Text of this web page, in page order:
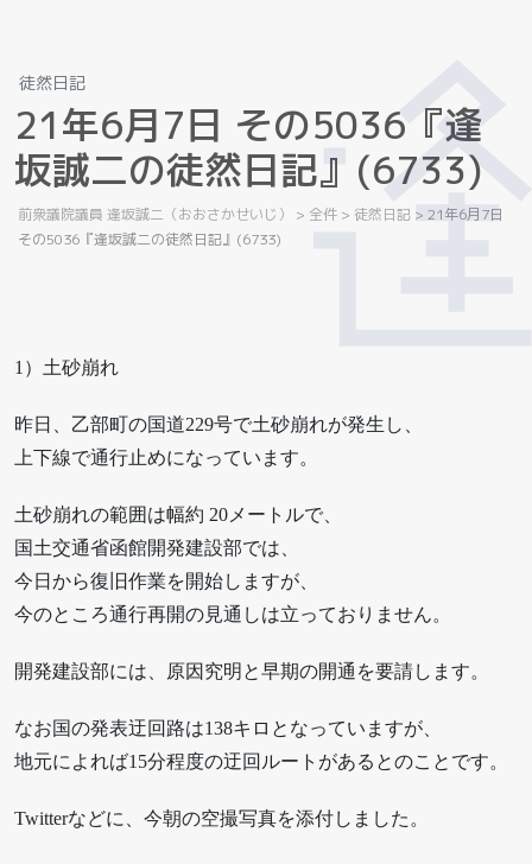
徒然日記
21年6月7日 その5036 『逢
坂誠二の徒然日記』 (6733)
前衆議院議員 逢坂誠二（おおさかせいじ） > 全件 > 徒然日記 >21年6月7日
その5036『逢坂誠二の徒然日記』(6733)
1）土砂崩れ
昨日、乙部町の国道229号で土砂崩れが発生し、
上下線で通行止めになっています。
土砂崩れの範囲は幅約 20メートルで、
国土交通省函館開発建設部では、
今日から復旧作業を開始しますが、
今のところ通行再開の見通しは立っておりません。
開発建設部には、原因究明と早期の開通を要請します。
なお国の発表迂回路は138キロとなっていますが、
地元によれば15分程度の迂回ルートがあるとのことです。
Twitterなどに、今朝の空撮写真を添付しました。